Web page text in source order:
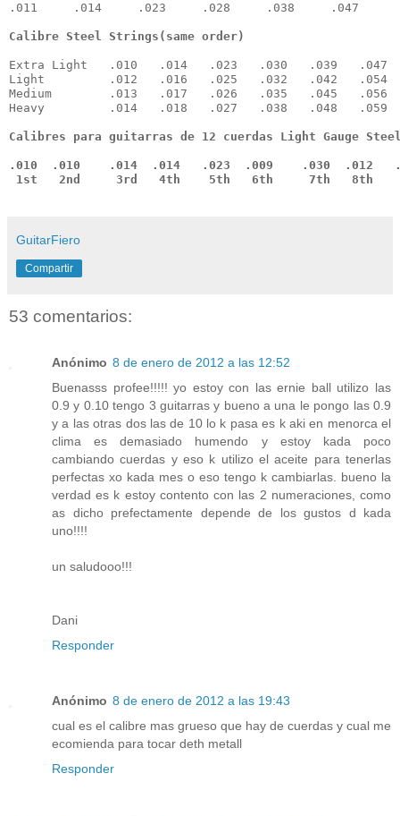
.011     .014     .023     .028     .038     .047
Extra Light   .010   .014   .023   .030   .039   .047
Light         .012   .016   .025   .032   .042   .054
Medium        .013   .017   .026   .035   .045   .056
Heavy         .014   .018   .027   .038   .048   .059
Calibres para guitarras de 12 cuerdas Light Gauge
.010  .010    .014  .014   .023  .009    .030  .012
1st   2nd     3rd   4th    5th   6th     7th   8th
GuitarFiero
Compartir
53 comentarios:
Anónimo 8 de enero de 2012 a las 12:52
Buenasss profee!!!!! yo estoy con las ernie ball utilizo las
0.9 y 0.10 tengo 3 guitarras y bueno a una le pongo las 0.9
y a las otras dos las de 10 lo k pasa es k aki en menorca el
clima es demasiado humendo y estoy kada poco
cambiando cuerdas y eso k utilizo el aceite para tenerlas
perfectas xo kada mes o eso tengo k cambiarlas. bueno la
verdad es k estoy contento con las 2 numeraciones, como
as dicho prefectamente depende de los gustos d kada
uno!!!!
un saludooo!!!
Dani
Responder
Anónimo 8 de enero de 2012 a las 19:43
cual es el calibre mas grueso que hay de cuerdas y cual me
ecomienda para tocar deth metall
Responder